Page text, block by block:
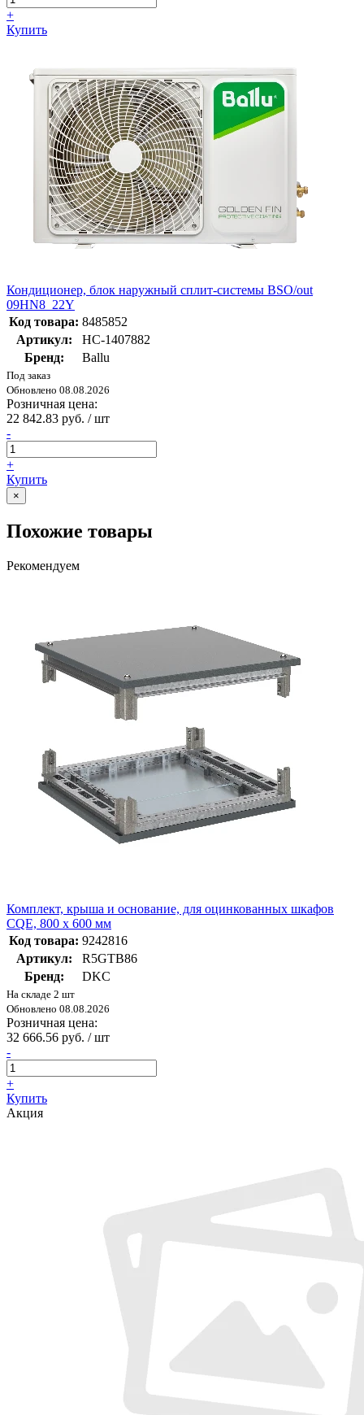
+
Купить
Кондиционер, блок наружный сплит-системы BSO/out
09HN8_22Y
Код товара: 8485852
Артикул:
НС-1407882
Бренд:
Ballu
Под заказ
Обновлено 08.08.2026
Розничная цена:
22 842.83 руб. / шт
-
+
Купить
×
Похожие товары
Рекомендуем
Комплект, крыша и основание, для оцинкованных шкафов
CQE, 800 x 600 мм
Код товара: 9242816
Артикул:
R5GTB86
Бренд:
DKC
На складе 2 шт
Обновлено 08.08.2026
Розничная цена:
32 666.56 руб. / шт
-
+
Купить
Акция